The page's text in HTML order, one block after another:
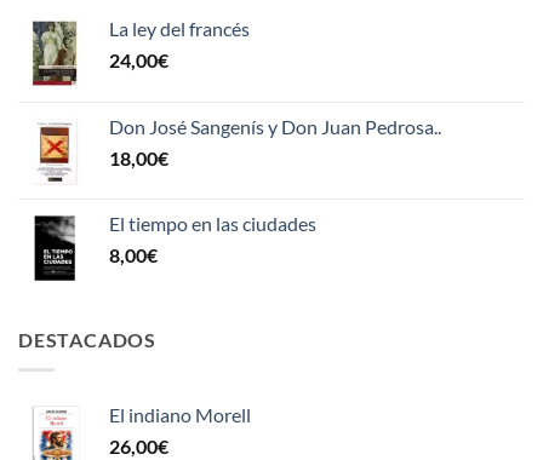
La ley del francés
24,00€
Don José Sangenís y Don Juan Pedrosa..
18,00€
El tiempo en las ciudades
8,00€
DESTACADOS
El indiano Morell
26,00€